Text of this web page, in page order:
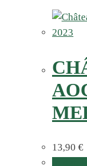
13,90 €